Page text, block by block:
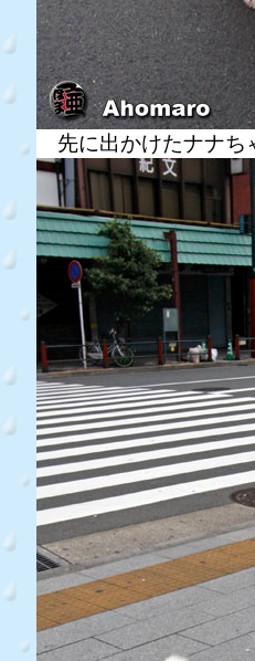
先に出かけたナナち